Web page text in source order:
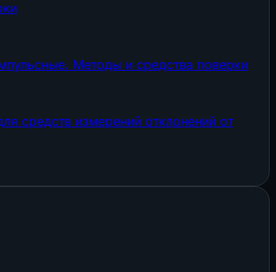
Методы и средства поверки
средств измерений отклонений от